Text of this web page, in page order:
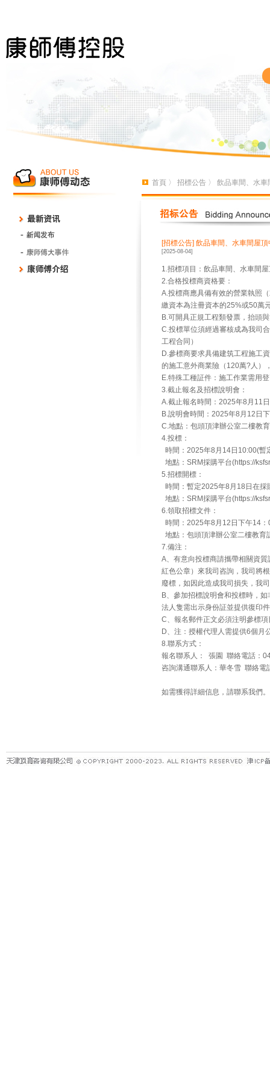
首頁 〉 招標公告 〉 飲品車間、水
[招標公告] 飲品車間、水車間屋
[2025-08-04]
1.招標項目：飲品車間、水車間
2.合格投標商資格要：
A.投標商應具備有效的營業執照
繳資本為注冊資本的25%或50萬
B.可開具正規工程類發票，抬頭
C.投標單位須經過審核成為我司
工程合同）
D.參標商要求具備建筑工程施工
的施工意外商業險（120萬?人）
E.特殊工種証件：施工作業需用
3.截止報名及招標說明會：
A.截止報名時間：2025年8月11日
B.說明會時間：2025年8月12日
C.地點：包頭頂津辦公室二樓教
4.投標：
時間：2025年8月14日10:00(暫
地點：SRM採購平台(https://
5.招標開標：
時間：暫定2025年8月18日在
地點：SRM採購平台(https://
6.領取招標文件：
時間：2025年8月12日下午14：
地點：包頭頂津辦公室二樓教育
7.備注：
A、有意向投標商請攜帶相關資
紅色公章）來我司咨詢，我司將
廢標，如因此造成我司損失，我
B、參加招標說明會和投標時，
法人隻需出示身份証並提供復印
C、報名郵件正文必須注明參標
D、注：授權代理人需提供6個月
8.聯系方式：
報名聯系人： 張園 聯絡電話：
咨詢溝通聯系人：華冬雪 聯絡
如需獲得詳細信息，請聯系我們。